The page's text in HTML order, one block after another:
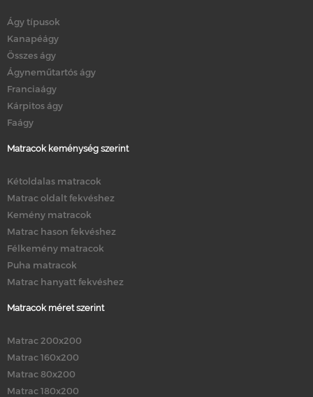
Ágy típusok
Kanapéágy
Összes ágy
Ágyneműtartós ágy
Franciaágy
Kárpitos ágy
Faágy
Matracok keménység szerint
Kétoldalas matracok
Matrac oldalt fekvéshez
Kemény matracok
Matrac hason fekvéshez
Félkemény matracok
Puha matracok
Matrac hanyatt fekvéshez
Matracok méret szerint
Matrac 200x200
Matrac 160x200
Matrac 80x200
Matrac 180x200